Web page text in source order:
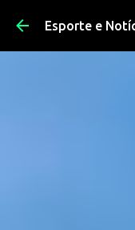
Pular
Esporte e